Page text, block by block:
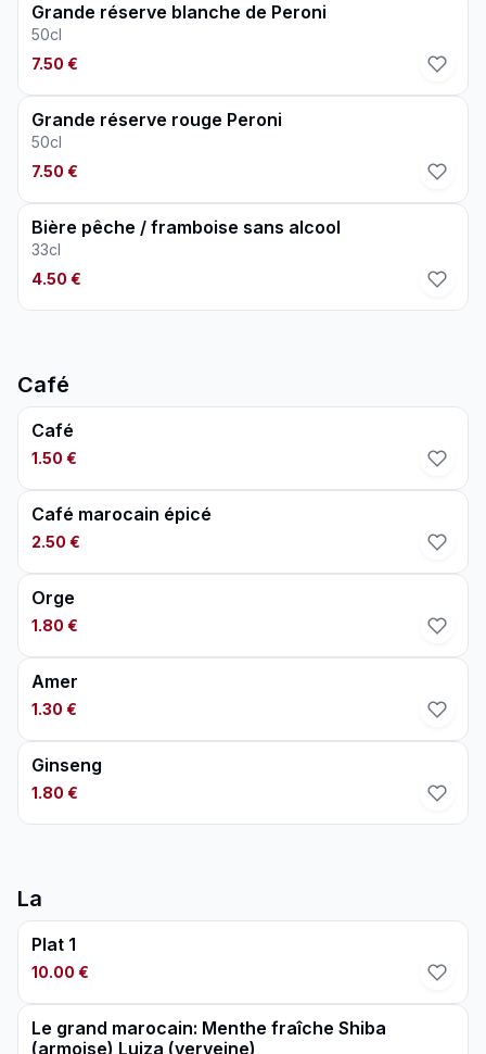
Grande réserve blanche de Peroni
50cl
7.50 €
Grande réserve rouge Peroni
50cl
7.50 €
Bière pêche / framboise sans alcool
33cl
4.50 €
Café
Café
1.50 €
Café marocain épicé
2.50 €
Orge
1.80 €
Amer
1.30 €
Ginseng
1.80 €
La
Plat 1
10.00 €
Le grand marocain: Menthe fraîche Shiba
(armoise) Luiza (verveine)